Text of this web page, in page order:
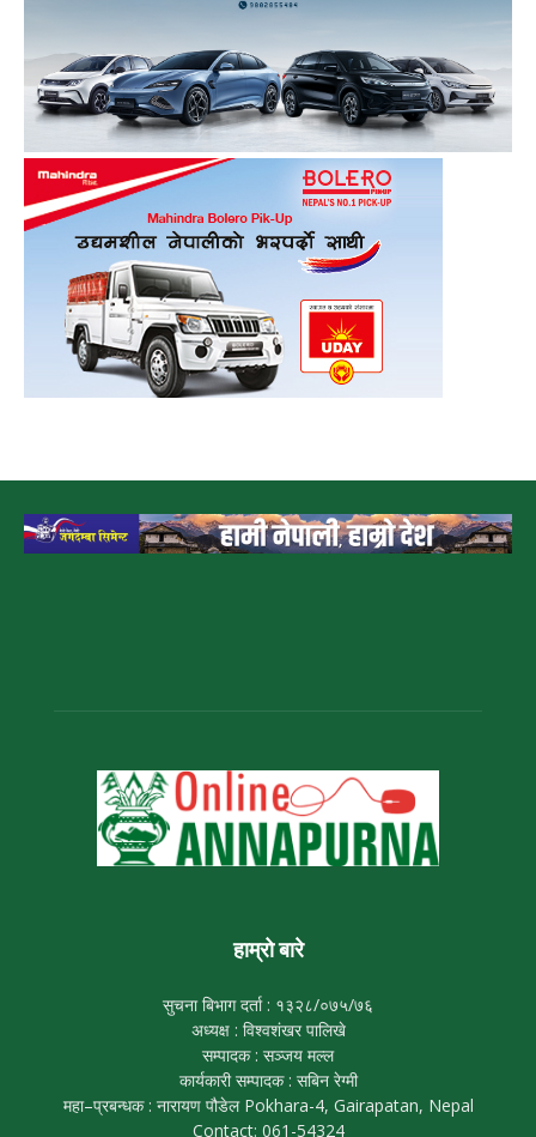
हाम्रो बारे
सुचना बिभाग दर्ता : १३२८/०७५/७६
अध्यक्ष : विश्वशंखर पालिखे
सम्पादक : सञ्जय मल्ल
कार्यकारी सम्पादक : सबिन रेग्मी
महा–प्रबन्धक : नारायण पौडेल Pokhara-4, Gairapatan, Nepal
Contact: 061-54324